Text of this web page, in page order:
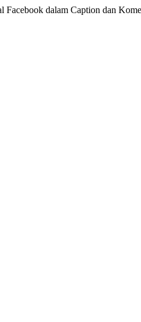
dalam Caption dan